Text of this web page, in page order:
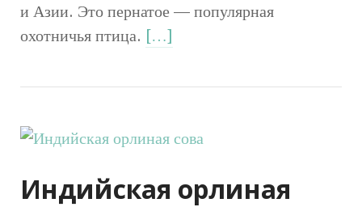
и Азии. Это пернатое — популярная
охотничья птица. […]
Индийская орлиная